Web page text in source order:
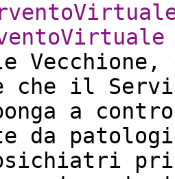
che il
a
da